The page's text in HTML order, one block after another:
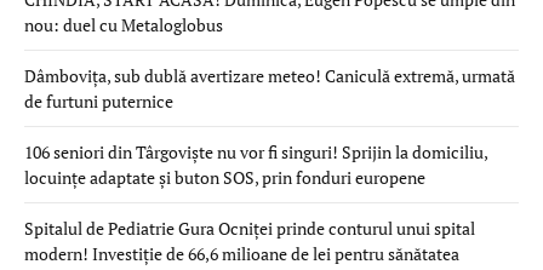
nou: duel cu Metaloglobus
Dâmbovița, sub dublă avertizare meteo! Caniculă extremă, urmată
de furtuni puternice
106 seniori din Târgoviște nu vor fi singuri! Sprijin la domiciliu,
locuințe adaptate și buton SOS, prin fonduri europene
Spitalul de Pediatrie Gura Ocniței prinde conturul unui spital
modern! Investiție de 66,6 milioane de lei pentru sănătatea